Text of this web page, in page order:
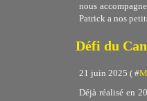
nous
Patrick a nos
Défi du
21 juin 2025 ( #
Déjà réalisé en